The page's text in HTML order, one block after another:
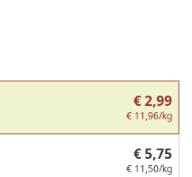
€ 2,99
€ 11,96/kg
€ 5,75
€ 11,50/kg